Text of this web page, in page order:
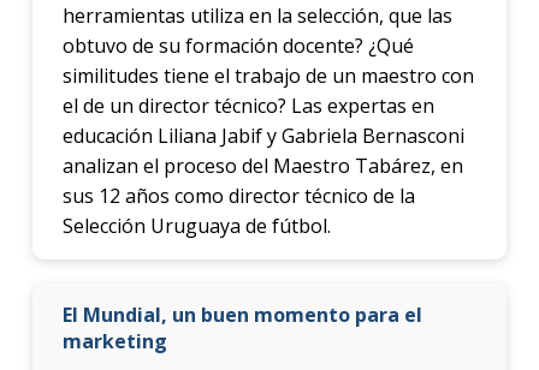
herramientas utiliza en la selección, que las
obtuvo de su formación docente? ¿Qué
similitudes tiene el trabajo de un maestro con
el de un director técnico? Las expertas en
educación Liliana Jabif y Gabriela Bernasconi
analizan el proceso del Maestro Tabárez, en
sus 12 años como director técnico de la
Selección Uruguaya de fútbol.
El Mundial, un buen momento para el
marketing